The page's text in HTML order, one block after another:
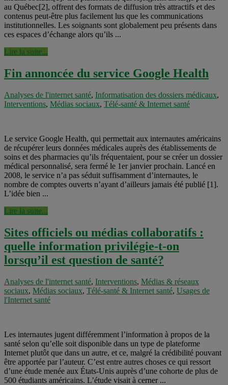
au Québec[2], offrent des formats de diffusion très attractifs et des
contenus peut-être plus facilement lus que les communications
institutionnelles. Les soignants sont globalement peu présents dans
ces espaces d’échange alors qu’ils ...
Lire la suite...
Fin annoncée du service Google Health
Analyses de l'internet santé, Informatisation des dossiers médicaux,
Interventions, Médias sociaux, Télé-santé & Internet santé
Le service Google Health, qui permettait aux internautes américains
de récupérer leurs données médicales auprès des établissements de
soins et des pharmacies qu’ils fréquentaient, pour se créer un dossier
médical personnalisé, sera fermé le 1er janvier prochain. Lancé en
2008, le service n’a pas séduit suffisamment d’internautes, le
nombre de comptes ouverts n’ayant d’ailleurs jamais été publié [1].
L’idée bien ...
Lire la suite...
Sites officiels ou médias collaboratifs :
quelle information privilégie-t-on
lorsqu’il est question de santé?
Analyses de l'internet santé, Interventions, Médias & réseaux
sociaux, Médias sociaux, Télé-santé & Internet santé, Usages de
l'Internet santé
Les internautes jugent différemment l’information à propos de la
santé selon qu’elle soit disponible dans un type de plateforme
Internet plutôt que dans un autre, et ce, malgré la crédibilité pouvant
être apportée par l’auteur. C’est entre autres choses ce qui ressort
d’une étude menée aux États-Unis auprès d’une cohorte de plus de
500 étudiants américains. L’étude visait à cerner ...